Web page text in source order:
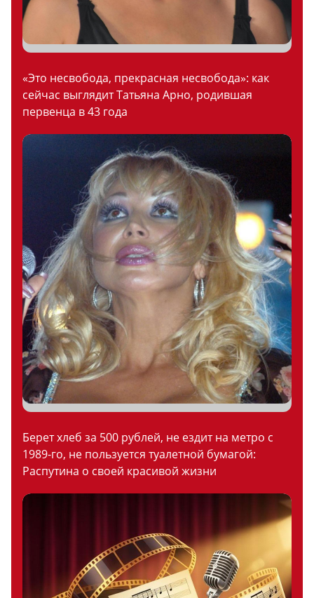
«Это несвобода, прекрасная несвобода»: как
сейчас выглядит Татьяна Арно, родившая
первенца в 43 года
Берет хлеб за 500 рублей, не ездит на метро с
1989-го, не пользуется туалетной бумагой:
Распутина о своей красивой жизни